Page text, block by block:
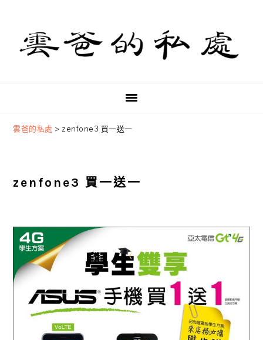
primary
navigation
content
primary
sidebar
雲爸的私處 > zenfone3 買一送一
zenfone3 買一送一